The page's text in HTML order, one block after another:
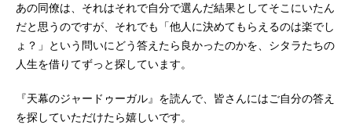
あの同僚は、それはそれで自分で選んだ結果としてそこにいたん
だと思うのですが、それでも「他人に決めてもらえるのは楽でし
ょ？」という問いにどう答えたら良かったのかを、シタラたちの
人生を借りてずっと探しています。
『天幕のジャードゥーガル』を読んで、皆さんにはご自分の答え
を探していただけたら嬉しいです。